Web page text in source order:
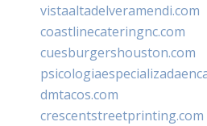
vistaaltadelveramendi.com
coastlinecateringnc.com
cuesburgershouston.com
dmtacos.com
crescentstreetprinting.com